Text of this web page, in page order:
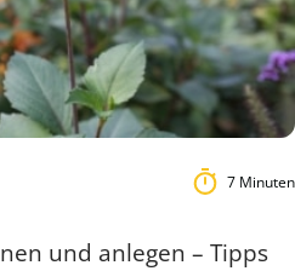
7 Minuten
und anlegen – Tipps